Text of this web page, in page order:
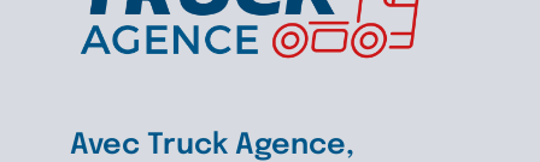
Avec Truck Agence,